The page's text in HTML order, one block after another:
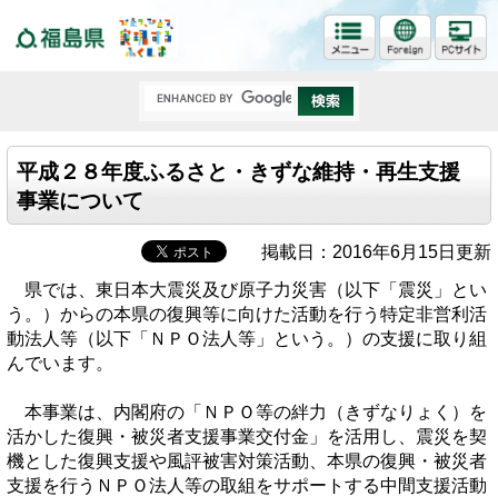
平成２８年度ふるさと・きずな維持・再生支援
事業について
掲載日：2016年6月15日更新
県では、東日本大震災及び原子力災害（以下「震災」とい
う。）からの本県の復興等に向けた活動を行う特定非営利活
動法人等（以下「ＮＰＯ法人等」という。）の支援に取り組
んでいます。
本事業は、内閣府の「ＮＰＯ等の絆力（きずなりょく）を
活かした復興・被災者支援事業交付金」を活用し、震災を契
機とした復興支援や風評被害対策活動、本県の復興・被災者
支援を行うＮＰＯ法人等の取組をサポートする中間支援活動